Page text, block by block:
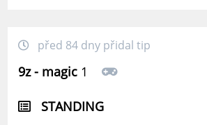
před 84 dny přidal tip
9z - magic 1
STANDING